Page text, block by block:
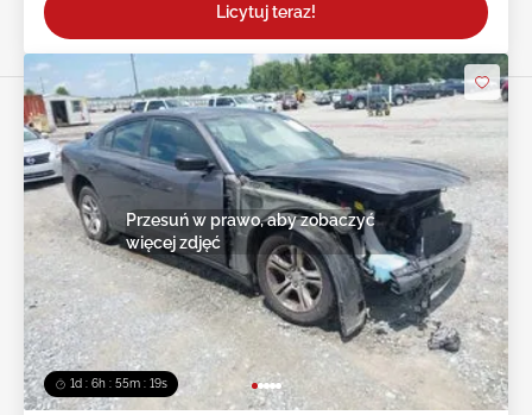
Licytuj teraz!
1d : 6h : 55m : 16s
Przesuń w prawo, aby zobaczyć
więcej zdjęć